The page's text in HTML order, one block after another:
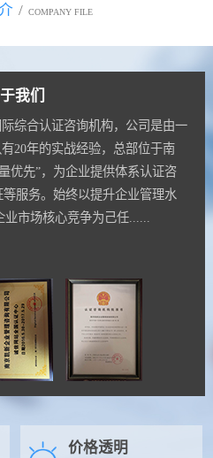
/ COMPANY FILE
我们
综合认证咨询机构，公司是由一
20年的实战经验，总部位于南
优先”，为企业提供体系认证咨
服务。始终以提升企业管理水
市场核心竞争为己任......
价格透明